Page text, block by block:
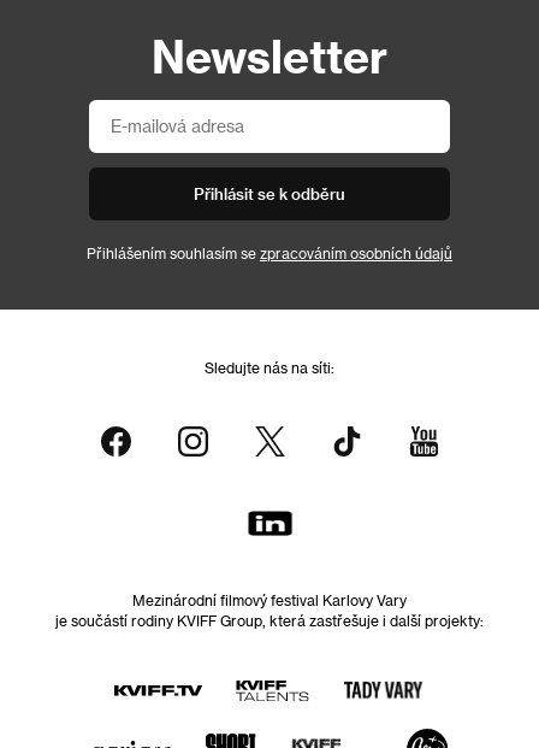
Newsletter
Přihlásit se k odběru
Přihlášením souhlasím se zpracováním osobních údajů
Sledujte nás na síti:
Mezinárodní filmový festival Karlovy Vary
je součástí rodiny KVIFF Group, která zastřešuje i další projekty: